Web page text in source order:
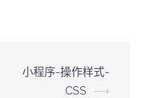
小程序-操作样式-
CSS
⟶